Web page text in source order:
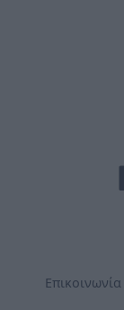
Επικοινωνία